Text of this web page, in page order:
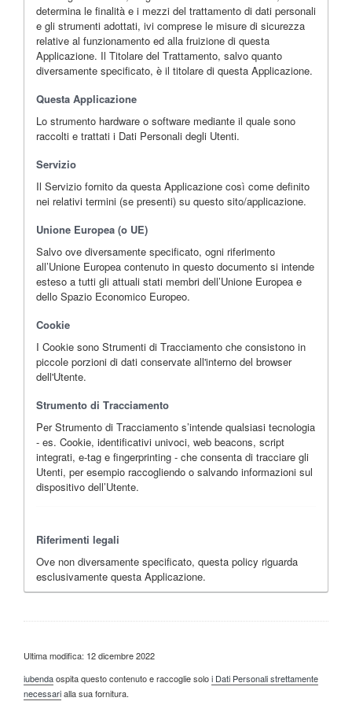
determina le finalità e i mezzi del trattamento di dati personali
e gli strumenti adottati, ivi comprese le misure di sicurezza
relative al funzionamento ed alla fruizione di questa
Applicazione. Il Titolare del Trattamento, salvo quanto
diversamente specificato, è il titolare di questa Applicazione.
Questa Applicazione
Lo strumento hardware o software mediante il quale sono
raccolti e trattati i Dati Personali degli Utenti.
Servizio
Il Servizio fornito da questa Applicazione così come definito
nei relativi termini (se presenti) su questo sito/applicazione.
Unione Europea (o UE)
Salvo ove diversamente specificato, ogni riferimento
all’Unione Europea contenuto in questo documento si intende
esteso a tutti gli attuali stati membri dell’Unione Europea e
dello Spazio Economico Europeo.
Cookie
I Cookie sono Strumenti di Tracciamento che consistono in
piccole porzioni di dati conservate all'interno del browser
dell'Utente.
Strumento di Tracciamento
Per Strumento di Tracciamento s’intende qualsiasi tecnologia
- es. Cookie, identificativi univoci, web beacons, script
integrati, e-tag e fingerprinting - che consenta di tracciare gli
Utenti, per esempio raccogliendo o salvando informazioni sul
dispositivo dell’Utente.
Riferimenti legali
Ove non diversamente specificato, questa policy riguarda
esclusivamente questa Applicazione.
Ultima modifica: 12 dicembre 2022
iubendaospita questo contenuto e raccoglie soloi Dati Personali strettamente
necessarialla sua fornitura.